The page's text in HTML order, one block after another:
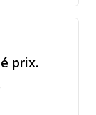
prix.